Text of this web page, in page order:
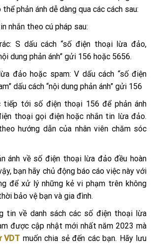
phản ánh dễ dàng qua các cách sau:
nhắn theo cú pháp sau:
S dấu cách “số điện thoại lừa đảo,
dung phản ánh” gửi 156 hoặc 5656.
đảo hoặc spam: V dấu cách “số điện
dấu cách “nội dung phản ánh” gửi 156
tới số điện thoại 156 để phản ánh
thoại gọi điện hoặc nhắn tin lừa đảo.
hướng dẫn của nhân viên chăm sóc
ánh về số điện thoại lừa đảo đều hoàn
bạn hãy chủ động báo cáo việc này với
để xử lý những kẻ vi phạm trên không
bảo vệ bạn và gia đình.
tin về danh sách các số điện thoại lừa
được cập nhật mới nhất năm 2023 mà
VDT muốn chia sẻ đến các bạn. Hãy lưu